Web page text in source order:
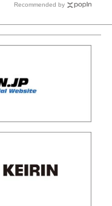
Recommended by